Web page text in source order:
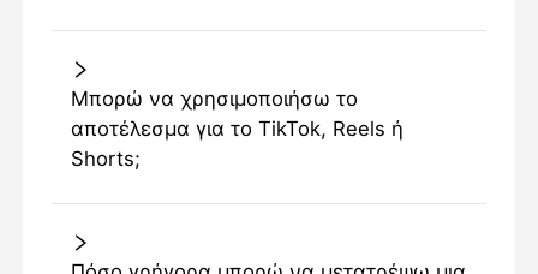
Μπορώ να χρησιμοποιήσω το
αποτέλεσμα για το TikTok, Reels ή
Shorts;